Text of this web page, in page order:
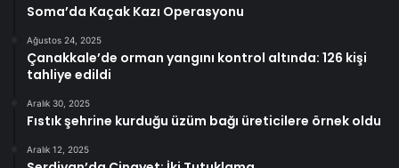
Soma’da Kaçak Kazı Operasyonu
Ağustos 24, 2025
Çanakkale’de orman yangını kontrol altında: 126 kişi
tahliye edildi
Aralık 30, 2025
Fıstık şehrine kurduğu üzüm bağı üreticilere örnek oldu
Aralık 12, 2025